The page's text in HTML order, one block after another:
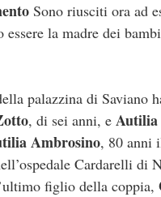
Sono riusciti ora ad
essere la madre dei
palazzina di Saviano
, di sei anni, e Autilia
Ambrosino, 80 anni
Cardarelli di
figlio della coppia,